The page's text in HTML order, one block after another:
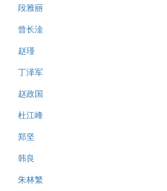
段雅丽
曾长淦
赵瑾
丁泽军
赵政国
杜江峰
郑坚
韩良
朱林繁